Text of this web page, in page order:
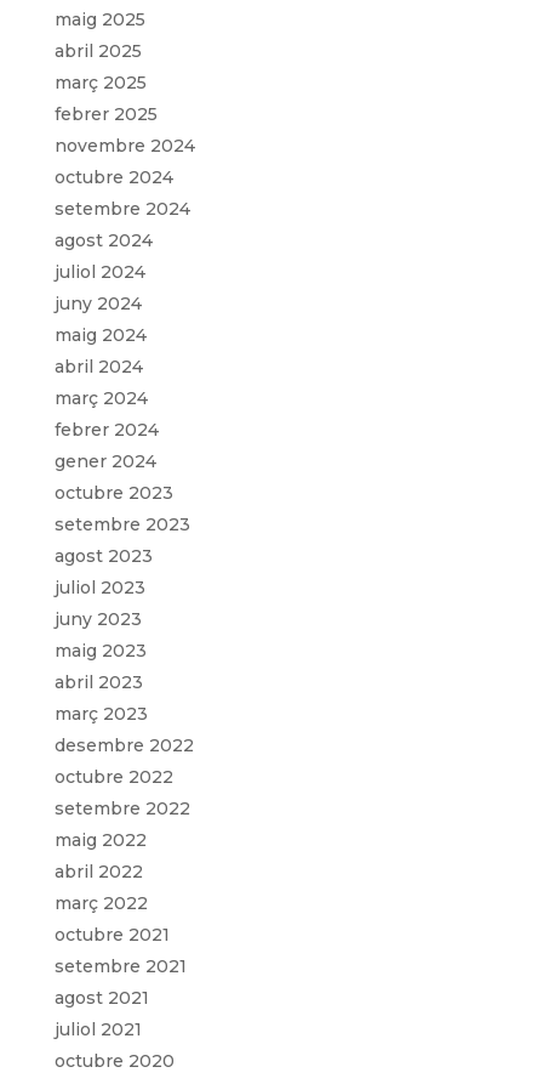
maig 2025
abril 2025
març 2025
febrer 2025
novembre 2024
octubre 2024
setembre 2024
agost 2024
juliol 2024
juny 2024
maig 2024
abril 2024
març 2024
febrer 2024
gener 2024
octubre 2023
setembre 2023
agost 2023
juliol 2023
juny 2023
maig 2023
abril 2023
març 2023
desembre 2022
octubre 2022
setembre 2022
maig 2022
abril 2022
març 2022
octubre 2021
setembre 2021
agost 2021
juliol 2021
octubre 2020